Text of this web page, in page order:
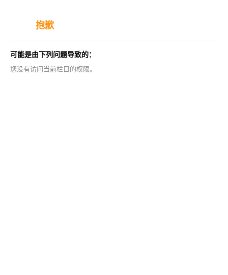
抱歉
可能是由下列问题导致的：
您没有访问当前栏目的权限。